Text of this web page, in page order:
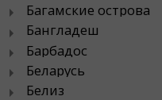
Багамские острова
Бангладеш
Барбадос
Беларусь
Белиз